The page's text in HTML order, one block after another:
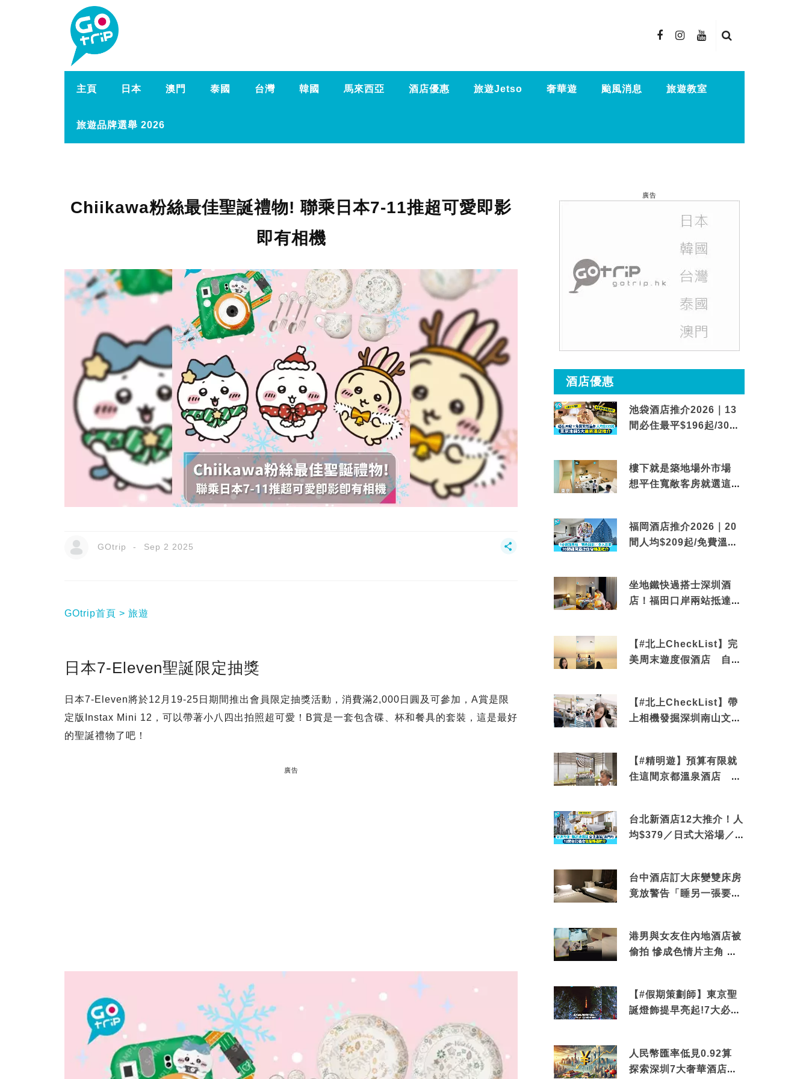
主頁 日本 澳門 泰國 台灣 韓國 馬來西亞 酒店優惠 旅遊Jetso 奢華遊 颱風消息 旅遊教室
旅遊品牌選舉 2026
Chiikawa粉絲最佳聖誕禮物! 聯乘日本7-11推超可愛即影
即有相機
GOtrip Sep 2 2025
GOtrip首頁 旅遊
日本7-Eleven聖誕限定抽獎
日本7-Eleven將於12月19-25日期間推出會員限定抽獎活動，消費滿2,000日圓及可參加，A賞是限
定版Instax Mini 12，可以帶著小八四出拍照超可愛！B賞是一套包含碟、杯和餐具的套裝，這是最好
的聖誕禮物了吧！
廣告
廣告
酒店優惠
池袋酒店推介2026｜13
間必住最平$196起/30秒
樓下就是築地場外市場
想平住寬敞客房就選這間
福岡酒店推介2026｜20
間人均$209起/免費溫泉/
坐地鐵快過搭士深圳酒
店！福田口岸兩站抵達
【#北上CheckList】完
美周末遊度假酒店 自帶
【#北上CheckList】帶
上相機發掘深圳南山文藝
【#精明遊】預算有限就
住這間京都溫泉酒店 車
台北新酒店12大推介！人
均$379／日式大浴場／1
台中酒店訂大床變雙床房
竟放警告「睡另一張要加
港男與女友住內地酒店被
偷拍 慘成色情片主角 鏡
【#假期策劃師】東京聖
誕燈飾提早亮起!7大必去
人民幣匯率低見0.92算
探索深圳7大奢華酒店體